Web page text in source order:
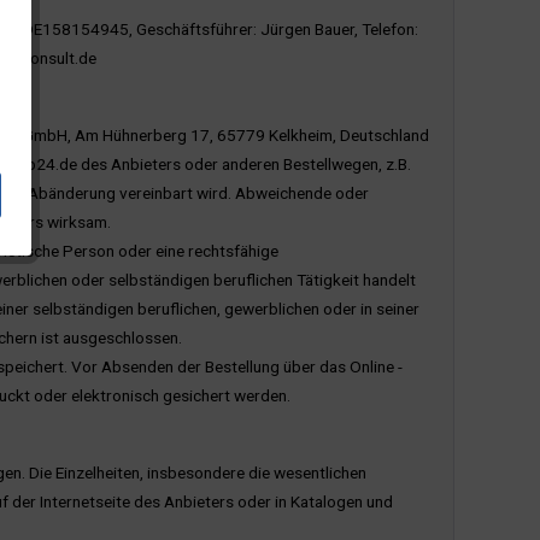
DE158154945, Geschäftsführer: Jürgen Bauer, Telefon:
GmbH, Am Hühnerberg 17, 65779 Kelkheim, Deutschland
des Anbieters oder anderen Bestellwegen, z.B.
Abänderung vereinbart wird. Abweichende oder
wirksam.
Person oder eine rechtsfähige
oder selbständigen beruflichen Tätigkeit handelt
selbständigen beruflichen, gewerblichen oder in seiner
ist ausgeschlossen.
Vor Absenden der Bestellung über das Online -
oder elektronisch gesichert werden.
Die Einzelheiten, insbesondere die wesentlichen
der Internetseite des Anbieters oder in Katalogen und